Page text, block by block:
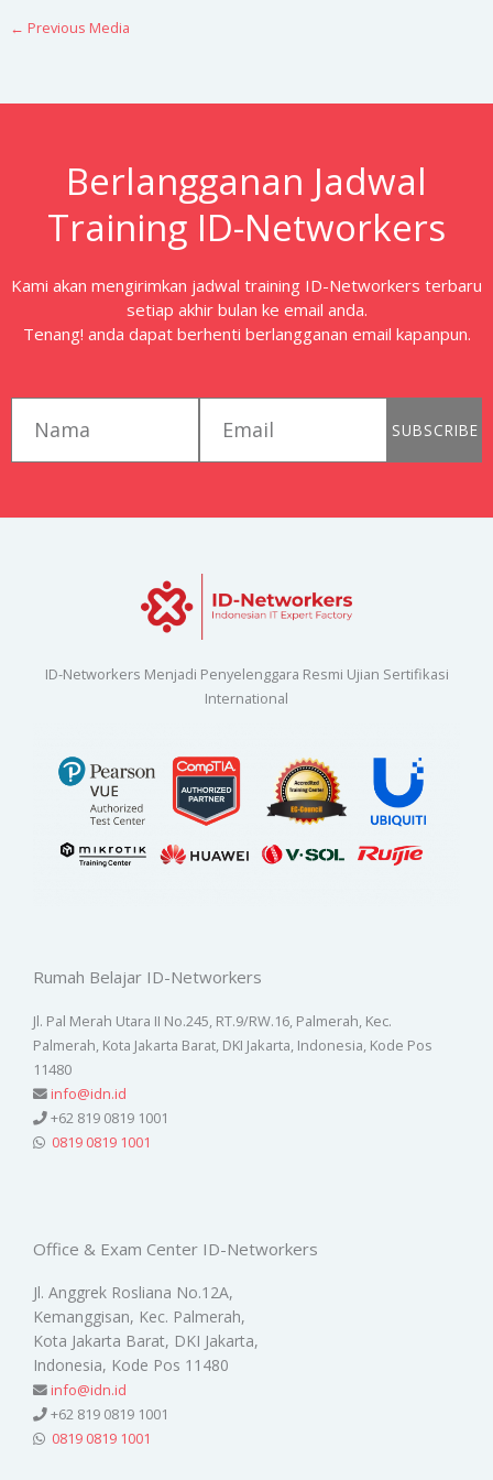
← Previous Media
Berlangganan Jadwal
Training ID-Networkers
Kami akan mengirimkan jadwal training ID-Networkers terbaru
setiap akhir bulan ke email anda.
Tenang! anda dapat berhenti berlangganan email kapanpun.
SUBSCRIBE
ID-Networkers Menjadi Penyelenggara Resmi Ujian Sertifikasi
International
Rumah Belajar ID-Networkers
Jl. Pal Merah Utara II No.245, RT.9/RW.16, Palmerah, Kec.
Palmerah, Kota Jakarta Barat, DKI Jakarta, Indonesia, Kode Pos
11480
info@idn.id
+62 819 0819 1001
0819 0819 1001
Office & Exam Center ID-Networkers
Jl. Anggrek Rosliana No.12A,
Kemanggisan, Kec. Palmerah,
Kota Jakarta Barat, DKI Jakarta,
Indonesia, Kode Pos 11480
info@idn.id
+62 819 0819 1001
0819 0819 1001